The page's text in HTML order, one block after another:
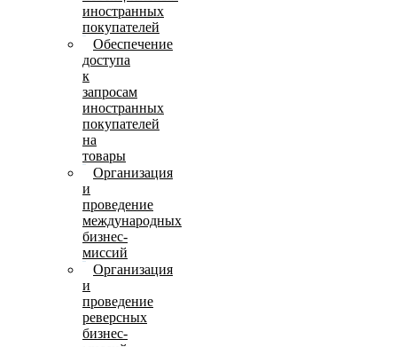
иностранных
покупателей
Обеспечение
доступа
к
запросам
иностранных
покупателей
на
товары
Организация
и
проведение
международных
бизнес-
миссий
Организация
и
проведение
реверсных
бизнес-